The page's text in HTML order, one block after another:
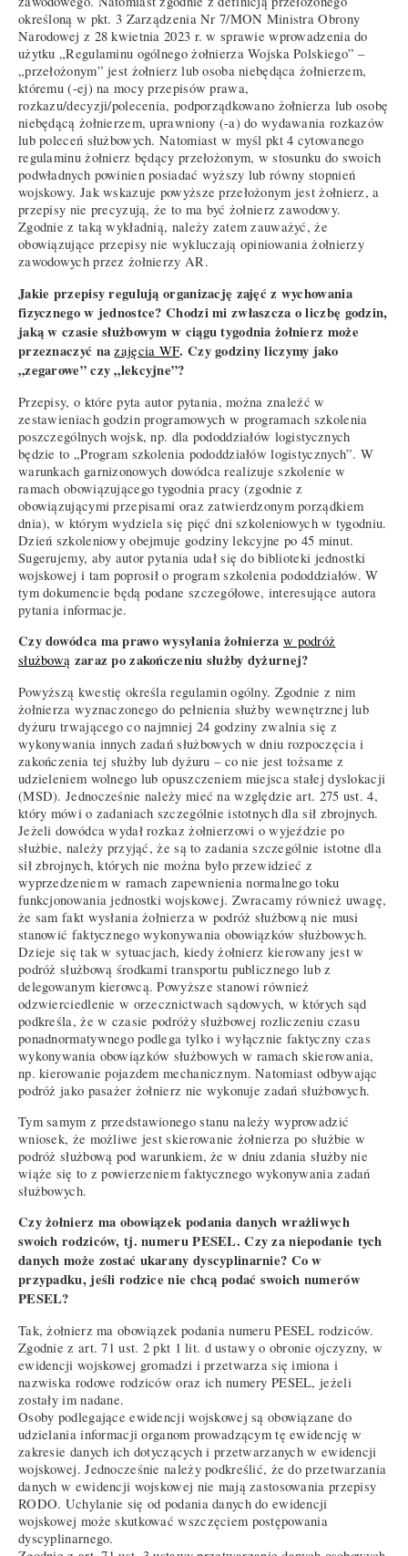
określoną w pkt. 3 Zarządzenia Nr 7/MON Ministra Obrony
Narodowej z 28 kwietnia 2023 r. w sprawie wprowadzenia do
użytku „Regulaminu ogólnego żołnierza Wojska Polskiego” –
„przełożonym” jest żołnierz lub osoba niebędąca żołnierzem,
któremu (-ej) na mocy przepisów prawa,
rozkazu/decyzji/polecenia, podporządkowano żołnierza lub osobę
niebędącą żołnierzem, uprawniony (-a) do wydawania rozkazów
lub poleceń służbowych. Natomiast w myśl pkt 4 cytowanego
regulaminu żołnierz będący przełożonym, w stosunku do swoich
podwładnych powinien posiadać wyższy lub równy stopnień
wojskowy. Jak wskazuje powyższe przełożonym jest żołnierz, a
przepisy nie precyzują, że to ma być żołnierz zawodowy.
Zgodnie z taką wykładnią, należy zatem zauważyć, że
obowiązujące przepisy nie wykluczają opiniowania żołnierzy
zawodowych przez żołnierzy AR.
Jakie przepisy regulują organizację zajęć z wychowania
fizycznego w jednostce? Chodzi mi zwłaszcza o liczbę godzin,
jaką w czasie służbowym w ciągu tygodnia żołnierz może
przeznaczyć nazajęcia WF. Czy godziny liczymy jako
„zegarowe” czy „lekcyjne”?
Przepisy, o które pyta autor pytania, można znaleźć w
zestawieniach godzin programowych w programach szkolenia
poszczególnych wojsk, np. dla pododdziałów logistycznych
będzie to „Program szkolenia pododdziałów logistycznych”. W
warunkach garnizonowych dowódca realizuje szkolenie w
ramach obowiązującego tygodnia pracy (zgodnie z
obowiązującymi przepisami oraz zatwierdzonym porządkiem
dnia), w którym wydziela się pięć dni szkoleniowych w tygodniu.
Dzień szkoleniowy obejmuje godziny lekcyjne po 45 minut.
Sugerujemy, aby autor pytania udał się do biblioteki jednostki
wojskowej i tam poprosił o program szkolenia pododdziałów. W
tym dokumencie będą podane szczegółowe, interesujące autora
pytania informacje.
Czy dowódca ma prawo wysyłania żołnierzaw podróż
służbową zaraz po zakończeniu służby dyżurnej?
Powyższą kwestię określa regulamin ogólny. Zgodnie z nim
żołnierza wyznaczonego do pełnienia służby wewnętrznej lub
dyżuru trwającego co najmniej 24 godziny zwalnia się z
wykonywania innych zadań służbowych w dniu rozpoczęcia i
zakończenia tej służby lub dyżuru – co nie jest tożsame z
udzieleniem wolnego lub opuszczeniem miejsca stałej dyslokacji
(MSD). Jednocześnie należy mieć na względzie art. 275 ust. 4,
który mówi o zadaniach szczególnie istotnych dla sił zbrojnych.
Jeżeli dowódca wydał rozkaz żołnierzowi o wyjeździe po
służbie, należy przyjąć, że są to zadania szczególnie istotne dla
sił zbrojnych, których nie można było przewidzieć z
wyprzedzeniem w ramach zapewnienia normalnego toku
funkcjonowania jednostki wojskowej. Zwracamy również uwagę,
że sam fakt wysłania żołnierza w podróż służbową nie musi
stanowić faktycznego wykonywania obowiązków służbowych.
Dzieje się tak w sytuacjach, kiedy żołnierz kierowany jest w
podróż służbową środkami transportu publicznego lub z
delegowanym kierowcą. Powyższe stanowi również
odzwierciedlenie w orzecznictwach sądowych, w których sąd
podkreśla, że w czasie podróży służbowej rozliczeniu czasu
ponadnormatywnego podlega tylko i wyłącznie faktyczny czas
wykonywania obowiązków służbowych w ramach skierowania,
np. kierowanie pojazdem mechanicznym. Natomiast odbywając
podróż jako pasażer żołnierz nie wykonuje zadań służbowych.
Tym samym z przedstawionego stanu należy wyprowadzić
wniosek, że możliwe jest skierowanie żołnierza po służbie w
podróż służbową pod warunkiem, że w dniu zdania służby nie
wiąże się to z powierzeniem faktycznego wykonywania zadań
służbowych.
Czy żołnierz ma obowiązek podania danych wrażliwych
swoich rodziców, tj. numeru PESEL. Czy za niepodanie tych
danych może zostać ukarany dyscyplinarnie? Co w
przypadku, jeśli rodzice nie chcą podać swoich numerów
PESEL?
Tak, żołnierz ma obowiązek podania numeru PESEL rodziców.
Zgodnie z art. 71 ust. 2 pkt 1 lit. d ustawy o obronie ojczyzny, w
ewidencji wojskowej gromadzi i przetwarza się imiona i
nazwiska rodowe rodziców oraz ich numery PESEL, jeżeli
zostały im nadane.
Osoby podlegające ewidencji wojskowej są obowiązane do
udzielania informacji organom prowadzącym tę ewidencję w
zakresie danych ich dotyczących i przetwarzanych w ewidencji
wojskowej. Jednocześnie należy podkreślić, że do przetwarzania
danych w ewidencji wojskowej nie mają zastosowania przepisy
RODO. Uchylanie się od podania danych do ewidencji
wojskowej może skutkować wszczęciem postępowania
dyscyplinarnego.